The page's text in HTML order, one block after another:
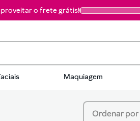
o frete grátis!
Maquiagem
Ordenar por